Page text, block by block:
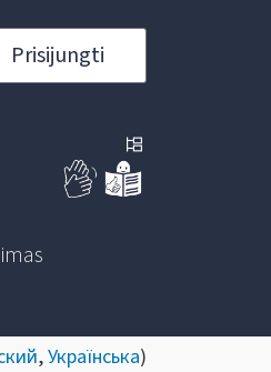
Prisijungti
,Українська)